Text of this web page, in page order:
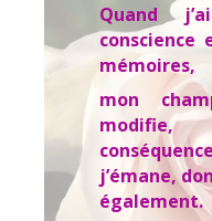
Quand
mémoires,
mon
modifie,
j’émane,
également.